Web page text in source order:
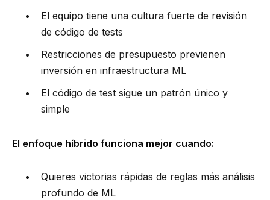
El equipo tiene una cultura fuerte de revisión
de código de tests
Restricciones de presupuesto previenen
inversión en infraestructura ML
El código de test sigue un patrón único y
simple
El enfoque híbrido funciona mejor cuando:
Quieres victorias rápidas de reglas más análisis
profundo de ML